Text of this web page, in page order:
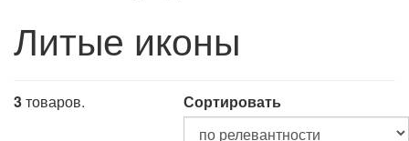
Литые иконы
3товаров. Сортировать